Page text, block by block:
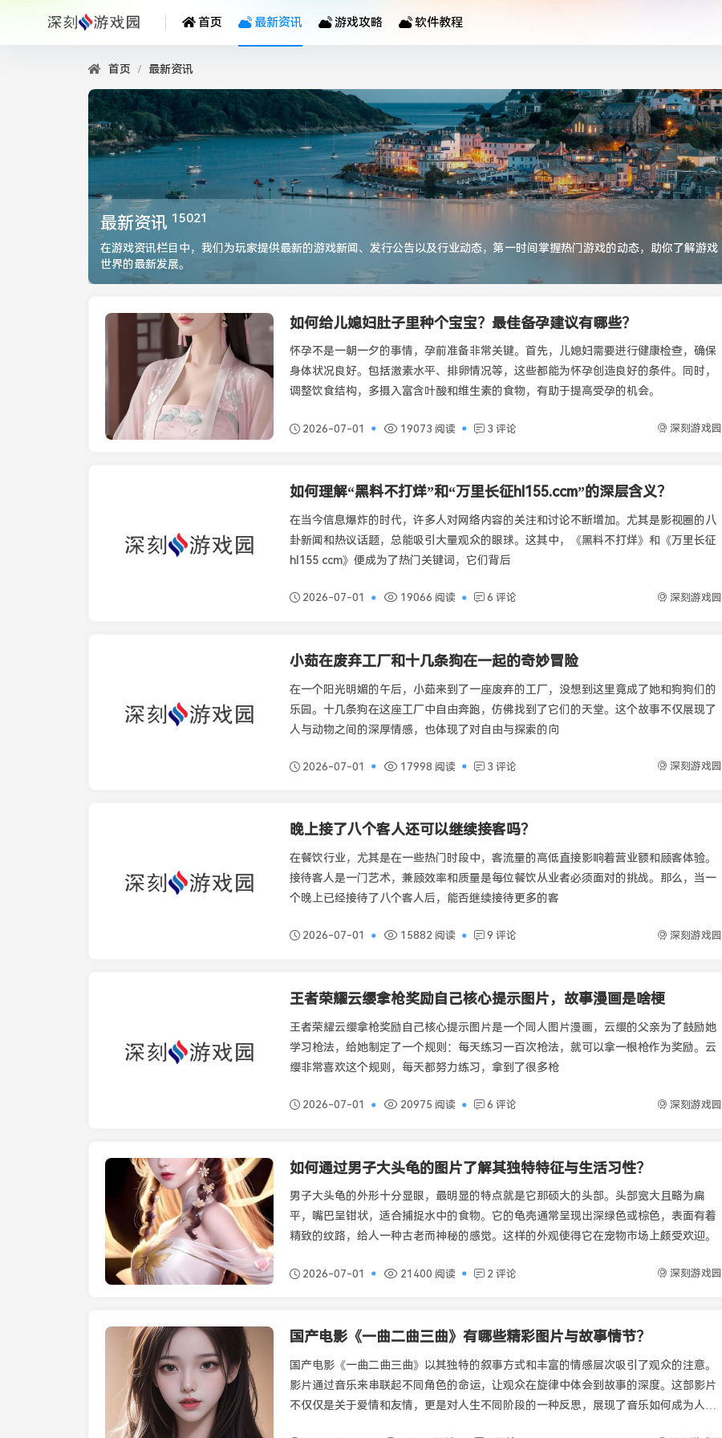
首页 最新资讯 游戏攻略 软件教程
首页 最新资讯
最新资讯 15021
在游戏资讯栏目中，我们为玩家提供最新的游戏新闻、发行公告以及行业动态，第一时间掌握热门游戏的动态，助你了解游戏
世界的最新发展。
最新资讯
如何给儿媳妇肚子里种个宝宝？最佳备孕建议有哪些？
怀孕不是一朝一夕的事情，孕前准备非常关键。首先，儿媳妇需要进行健康检查，确保
身体状况良好。包括激素水平、排卵情况等，这些都能为怀孕创造良好的条件。同时，
调整饮食结构，多摄入富含叶酸和维生素的食物，有助于提高受孕的机会。
2026-07-01 19073 阅读 3 评论 深刻游戏园
最新资讯
如何理解“黑料不打烊”和“万里长征hl155.ccm”的深层含义？
在当今信息爆炸的时代，许多人对网络内容的关注和讨论不断增加。尤其是影视圈的八
卦新闻和热议话题，总能吸引大量观众的眼球。这其中，《黑料不打烊》和《万里长征
hl155 ccm》便成为了热门关键词，它们背后
2026-07-01 19066 阅读 6 评论 深刻游戏园
最新资讯
小茹在废弃工厂和十几条狗在一起的奇妙冒险
在一个阳光明媚的午后，小茹来到了一座废弃的工厂，没想到这里竟成了她和狗狗们的
乐园。十几条狗在这座工厂中自由奔跑，仿佛找到了它们的天堂。这个故事不仅展现了
人与动物之间的深厚情感，也体现了对自由与探索的向
2026-07-01 17998 阅读 3 评论 深刻游戏园
最新资讯
晚上接了八个客人还可以继续接客吗？
在餐饮行业，尤其是在一些热门时段中，客流量的高低直接影响着营业额和顾客体验。
接待客人是一门艺术，兼顾效率和质量是每位餐饮从业者必须面对的挑战。那么，当一
个晚上已经接待了八个客人后，能否继续接待更多的客
2026-07-01 15882 阅读 9 评论 深刻游戏园
最新资讯
王者荣耀云缨拿枪奖励自己核心提示图片，故事漫画是啥梗
王者荣耀云缨拿枪奖励自己核心提示图片是一个同人图片漫画，云缨的父亲为了鼓励她
学习枪法，给她制定了一个规则：每天练习一百次枪法，就可以拿一根枪作为奖励。云
缨非常喜欢这个规则，每天都努力练习，拿到了很多枪
2026-07-01 20975 阅读 6 评论 深刻游戏园
最新资讯
如何通过男子大头龟的图片了解其独特特征与生活习性？
男子大头龟的外形十分显眼，最明显的特点就是它那硕大的头部。头部宽大且略为扁
平，嘴巴呈钳状，适合捕捉水中的食物。它的龟壳通常呈现出深绿色或棕色，表面有着
精致的纹路，给人一种古老而神秘的感觉。这样的外观使得它在宠物市场上颇受欢迎。
2026-07-01 21400 阅读 2 评论 深刻游戏园
最新资讯
国产电影《一曲二曲三曲》有哪些精彩图片与故事情节？
国产电影《一曲二曲三曲》以其独特的叙事方式和丰富的情感层次吸引了观众的注意。
影片通过音乐来串联起不同角色的命运，让观众在旋律中体会到故事的深度。这部影片
不仅仅是关于爱情和友情，更是对人生不同阶段的一种反思，展现了音乐如何成为人们